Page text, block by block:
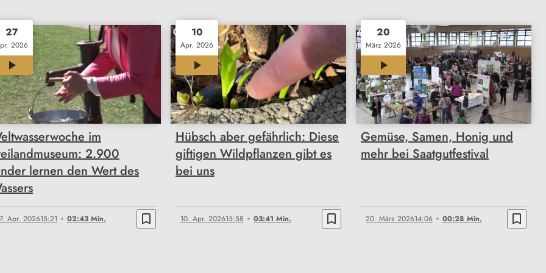
27
2026
02:43
im
2.900
lernen den Wert des
Apr. 202615:21 02:43 Min. bookmark_border
10
Apr. 2026
03:41
Hübsch aber gefährlich: Diese
giftigen Wildpflanzen gibt es
bei uns
10. Apr. 202615:58 03:41 Min. bookmark_border
20
März 2026
00:28
Gemüse, Samen, Honig und
mehr bei Saatgutfestival
20. März 202614:06 00:28 Min. bookmark_border